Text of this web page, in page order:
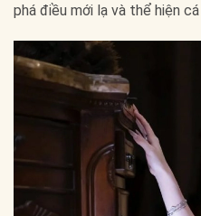
phá điều mới lạ và thể hiện